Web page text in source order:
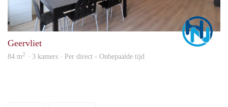
Geervliet
84 m2 · 3 kamers · Per direct - Onbepaalde tijd